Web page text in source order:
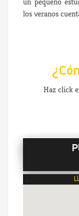
los veranos
Haz click